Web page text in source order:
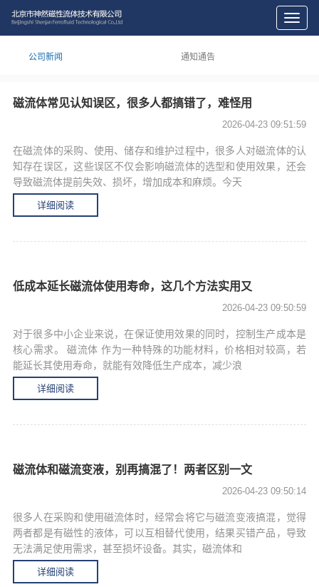
切
换
公司新闻 通知通告
磁流体常见认知误区，很多人都搞错了，难怪用
2026-04-23 09:51:59
在磁流体的采购、使用、储存和维护过程中，很多人对磁流体的认
知存在误区，这些误区不仅会影响磁流体的选型和使用效果，还会
导致磁流体提前失效、损坏，增加成本和麻烦。今天
详细阅读
低成本延长磁流体使用寿命，这几个方法实用又
2026-04-23 09:50:59
对于很多中小企业来说，在保证使用效果的同时，控制生产成本是
核心需求。 磁流体 作为一种特殊的功能材料，价格相对较高，若
能延长其使用寿命，就能有效降低生产成本，减少浪
详细阅读
磁流体和磁流变液，别再搞混了！两者区别一文
2026-04-23 09:50:14
很多人在采购和使用磁流体时，经常会将它与磁流变液搞混，觉得
两者都是有磁性的液体，可以互相替代使用，结果买错产品，导致
无法满足使用需求，甚至损坏设备。其实，磁流体和
详细阅读